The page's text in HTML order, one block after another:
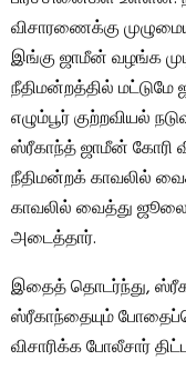
விசாரணைக்கு
இங்கு ஜாமீன் வழங்க
நீதிமன்றத்தில் மட்டுமே
எழும்பூர் குற்றவியல்
ஸ்ரீகாந்த் ஜாமீன் கோரி
நீதிமன்றக் காவலில்
காவலில் வைத்து ஜூலை
அடைத்தார்.
இதைத் தொடர்ந்து,
ஸ்ரீகாந்தையும்
விசாரிக்க போலீசார்